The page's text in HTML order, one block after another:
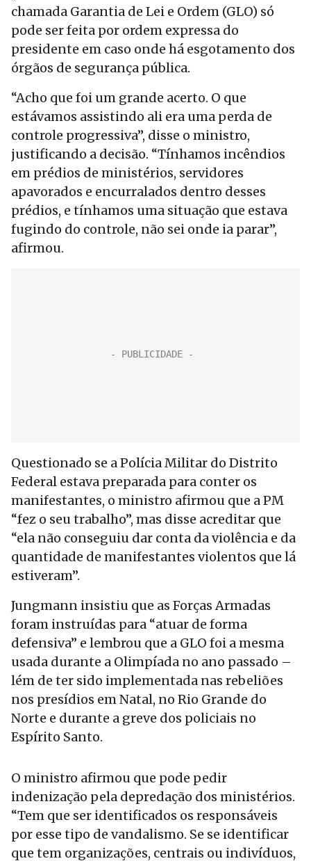
chamada Garantia de Lei e Ordem (GLO) só
pode ser feita por ordem expressa do
presidente em caso onde há esgotamento dos
órgãos de segurança pública.
“Acho que foi um grande acerto. O que
estávamos assistindo ali era uma perda de
controle progressiva”, disse o ministro,
justificando a decisão. “Tínhamos incêndios
em prédios de ministérios, servidores
apavorados e encurralados dentro desses
prédios, e tínhamos uma situação que estava
fugindo do controle, não sei onde ia parar”,
afirmou.
Questionado se a Polícia Militar do Distrito
Federal estava preparada para conter os
manifestantes, o ministro afirmou que a PM
“fez o seu trabalho”, mas disse acreditar que
“ela não conseguiu dar conta da violência e da
quantidade de manifestantes violentos que lá
estiveram”.
Jungmann insistiu que as Forças Armadas
foram instruídas para “atuar de forma
defensiva” e lembrou que a GLO foi a mesma
usada durante a Olimpíada no ano passado –
lém de ter sido implementada nas rebeliões
nos presídios em Natal, no Rio Grande do
Norte e durante a greve dos policiais no
Espírito Santo.
O ministro afirmou que pode pedir
indenização pela depredação dos ministérios.
“Tem que ser identificados os responsáveis
por esse tipo de vandalismo. Se se identificar
que tem organizações, centrais ou indivíduos,